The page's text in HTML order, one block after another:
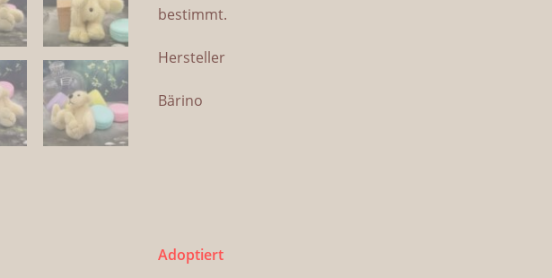
bestimmt.
Hersteller
Bärino
Adoptiert